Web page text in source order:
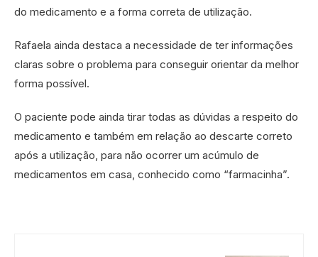
do medicamento e a forma correta de utilização.
Rafaela ainda destaca a necessidade de ter informações
claras sobre o problema para conseguir orientar da melhor
forma possível.
O paciente pode ainda tirar todas as dúvidas a respeito do
medicamento e também em relação ao descarte correto
após a utilização, para não ocorrer um acúmulo de
medicamentos em casa, conhecido como “farmacinha”.